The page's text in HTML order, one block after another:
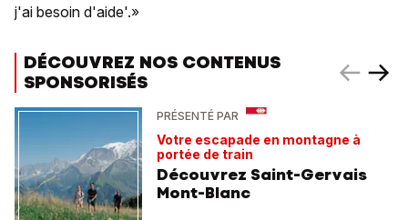
j'ai besoin d'aide'.»
DÉCOUVREZ NOS CONTENUS
SPONSORISÉS
PRÉSENTÉ PAR
Votre escapade en montagne à
portée de train
Découvrez Saint-Gervais
Mont-Blanc